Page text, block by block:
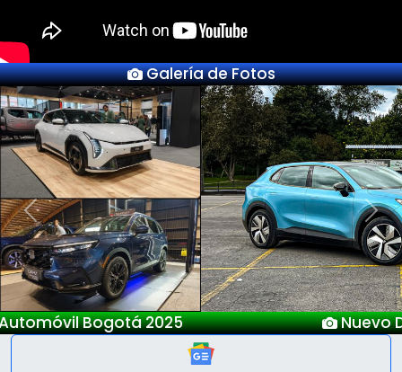
Galería de Fotos
Nuevo Deepal S05
Previous Next